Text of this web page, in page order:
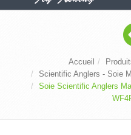
Accueil
Scientific Anglers - Soie
Soie Scientific Anglers